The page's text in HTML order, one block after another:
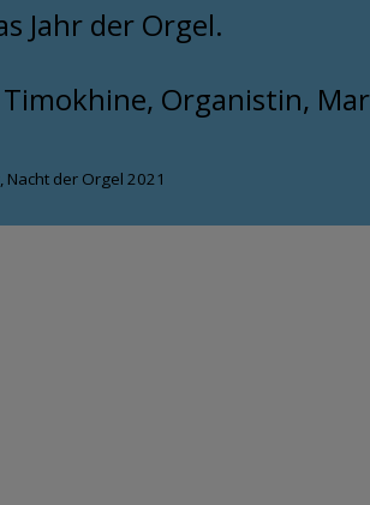
Jahr der Orgel.
Organistin,
Nacht der Orgel 2021